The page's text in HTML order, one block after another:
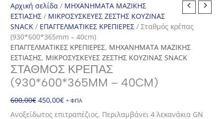
Αρχική σελίδα / ΜΗΧΑΝΗΜΑΤΑ ΜΑΖΙΚΗΣ
ΕΣΤΙΑΣΗΣ / ΜΙΚΡΟΣΥΣΚΕΥΕΣ ΖΕΣΤΗΣ ΚΟΥΖΙΝΑΣ
SNACK / ΕΠΑΓΓΕΛΜΑΤΙΚΕΣ ΚΡΕΠΙΕΡΕΣ / Σταθμός κρέπας
(930*600*365mm – 40cm)
ΕΠΑΓΓΕΛΜΑΤΙΚΕΣ ΚΡΕΠΙΕΡΕΣ, ΜΗΧΑΝΗΜΑΤΑ ΜΑΖΙΚΗΣ
ΕΣΤΙΑΣΗΣ, ΜΙΚΡΟΣΥΣΚΕΥΕΣ ΖΕΣΤΗΣ ΚΟΥΖΙΝΑΣ SNACK
ΣΤΑΘΜΌΣ ΚΡΈΠΑΣ
(930*600*365MM – 40CM)
600,00€ Original
450,00€Η
τρέχουσα
+ ΦΠΑ
Ανοξείδωτος επιτραπέζιος. Περιλαμβάνει 4 λεκανάκια GN